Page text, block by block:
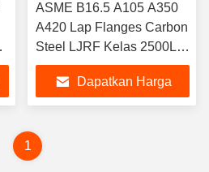
ASME B16.5 A105 A350
A420 Lap Flanges Carbon
Steel LJRF Kelas 2500LB
Untuk Aplikasi Industri
Tekanan Tinggi
Dapatkan Harga
1